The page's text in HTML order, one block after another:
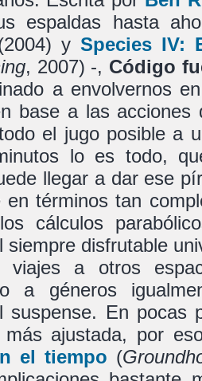
espaldas hasta
ySpecies IV:
, 2007) -, Código
a envolvernos
base a las acciones
el jugo posible a
lo es todo,
llegar a dar ese
en términos tan
cálculos
siempre disfrutable
viajes a otros
a géneros
suspense. En pocas
más ajustada, por
el tiempo (